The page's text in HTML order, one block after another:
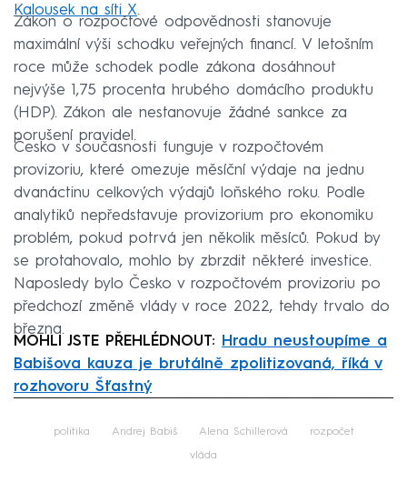
Kalousek na síti X.
Zákon o rozpočtové odpovědnosti stanovuje
maximální výši schodku veřejných financí. V letošním
roce může schodek podle zákona dosáhnout
nejvýše 1,75 procenta hrubého domácího produktu
(HDP). Zákon ale nestanovuje žádné sankce za
porušení pravidel.
Česko v současnosti funguje v rozpočtovém
provizoriu, které omezuje měsíční výdaje na jednu
dvanáctinu celkových výdajů loňského roku. Podle
analytiků nepředstavuje provizorium pro ekonomiku
problém, pokud potrvá jen několik měsíců. Pokud by
se protahovalo, mohlo by zbrzdit některé investice.
Naposledy bylo Česko v rozpočtovém provizoriu po
předchozí změně vlády v roce 2022, tehdy trvalo do
března.
MOHLI JSTE PŘEHLÉDNOUT: Hradu neustoupíme a
Babišova kauza je brutálně zpolitizovaná, říká v
rozhovoru Šťastný
politika Andrej Babiš Alena Schillerová rozpočet
vláda